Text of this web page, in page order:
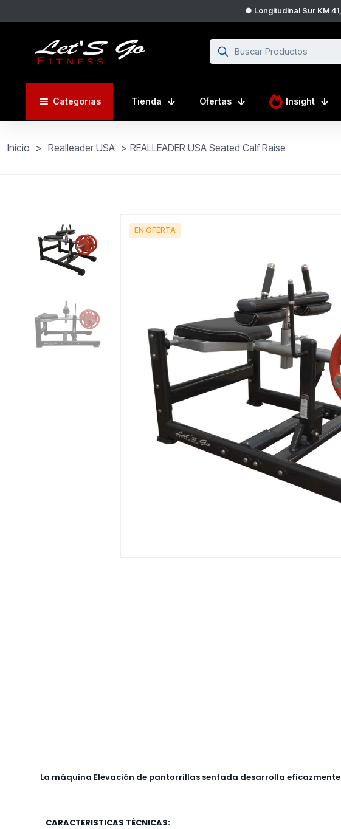
● Longitudinal Sur KM
Categorias Tienda Ofertas Insight
Inicio > Realleader USA > REALLEADER USA Seated Calf Raise
EN OFERTA
La máquina Elevación de pantorrillas sentada desarrolla
CARACTERISTICAS TÉCNICAS: